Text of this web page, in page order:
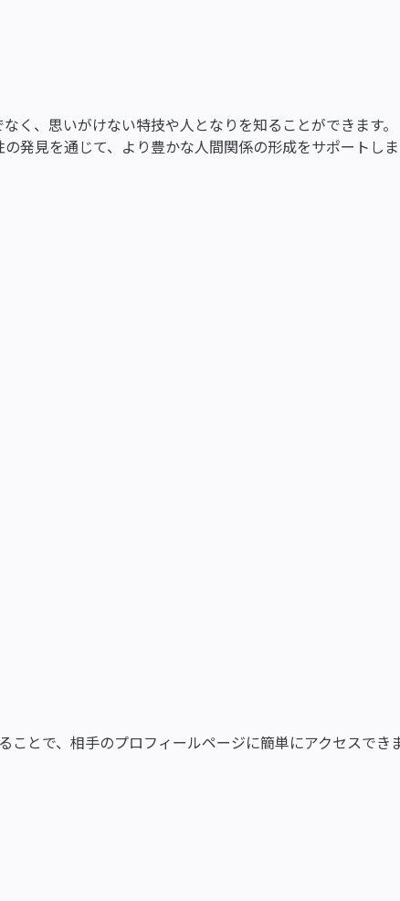
く、思いがけない特技や人となりを知ることができます。
発見を通じて、より豊かな人間関係の形成をサポートしま
とで、相手のプロフィールページに簡単にアクセスできま